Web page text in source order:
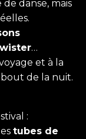
danse, mais
…
et à la
de la nuit.
:
tubes de